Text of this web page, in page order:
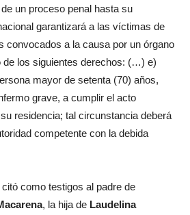
un proceso penal hasta su
garantizará a las víctimas de
convocados a la causa por un órgano
de los siguientes derechos: (…) e)
mayor de setenta (70) años,
grave, a cumplir el acto
residencia; tal circunstancia deberá
competente con la debida
como testigos al padre de
, la hija de Laudelina